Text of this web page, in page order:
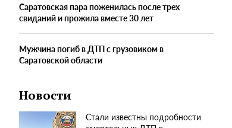
Саратовская пара поженилась после трех
свиданий и прожила вместе 30 лет
Мужчина погиб в ДТП с грузовиком в
Саратовской области
Новости
Стали известны подробности